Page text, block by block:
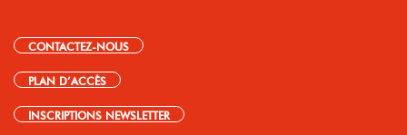
CONTACTEZ-NOUS
PLAN D’ACCÈS
INSCRIPTIONS NEWSLETTER